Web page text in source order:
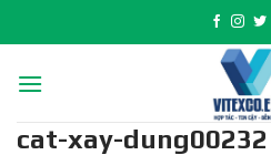
to
cat-xay-dung00232